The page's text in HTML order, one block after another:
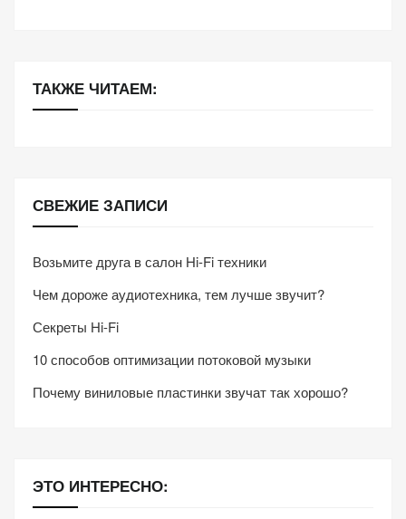
ТАКЖЕ ЧИТАЕМ:
СВЕЖИЕ ЗАПИСИ
Возьмите друга в салон Hi-Fi техники
Чем дороже аудиотехника, тем лучше звучит?
Секреты Hi-Fi
10 способов оптимизации потоковой музыки
Почему виниловые пластинки звучат так хорошо?
ЭТО ИНТЕРЕСНО: